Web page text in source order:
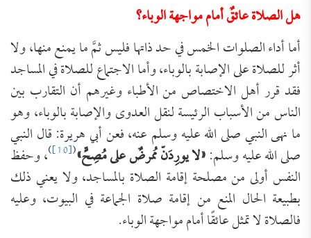
هل الصلاة عائقٌ أمام مواجهة الوباء؟
أما أداء الصلوات الخمس في حد ذاتها فليس ثمَّ ما يمنع منها، ولا
أثر للصلاة على الإصابة بالوباء، وأما الاجتماع للصلاة في المساجد
فقد قرر أهل الاختصاص من الأطباء وغيرهم أن التقارب بين
الناس من الأسباب الرئيسة لنقل العدوى والإصابة بالوباء، وهو
ما نهى النبي صلى الله عليه وسلم عنه، فعن أبي هريرة: قال النبي
صلى الله عليه وسلم:«لا يورِدَنّ مُمرضٌ على مُصِحٍّ»(
[10]
)، وحفظ
النفس أولى من مصلحة إقامة الصلاة بالمساجد، ولا يعني ذلك
بطبيعة الحال المنع من إقامة صلاة الجماعة في البيوت، وعليه
فالصلاة لا تمثل عائقًا أمام مواجهة الوباء.